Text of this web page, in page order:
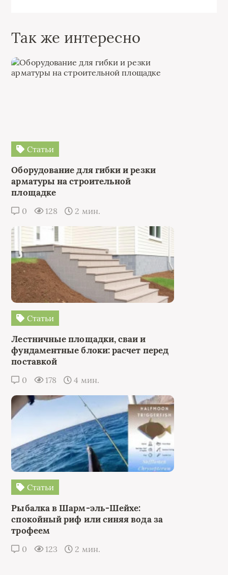
Так же интересно
Статьи
Оборудование для гибки и резки
арматуры на строительной
площадке
0 128 2 мин.
Статьи
Лестничные площадки, сваи и
фундаментные блоки: расчет перед
поставкой
0 178 4 мин.
Статьи
Рыбалка в Шарм-эль-Шейхе:
спокойный риф или синяя вода за
трофеем
0 123 2 мин.